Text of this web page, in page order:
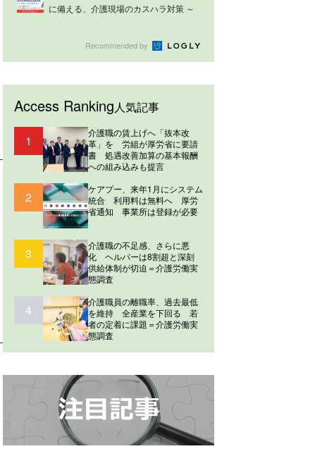
に備える、介護現場のカスハラ対策 ～
Recommended by
Access Ranking人気記事
1
介護職の賃上げへ「抜本改
革」を 労組が厚労省に要請
書 処遇改善加算の基本報酬
への組み込みも提言
2
ケアプー、来年1月にシステム
統合 利用料は無料へ 厚労
省通知 事業所は登録が必要
3
介護職の不足感、さらに悪
化 ヘルパーは8割超と深刻
供給体制が切迫＝介護労働実
態調査
4
介護職員の離職率、過去最低
を維持 全産業を下回る 若
者の定着に課題＝介護労働実
態調査